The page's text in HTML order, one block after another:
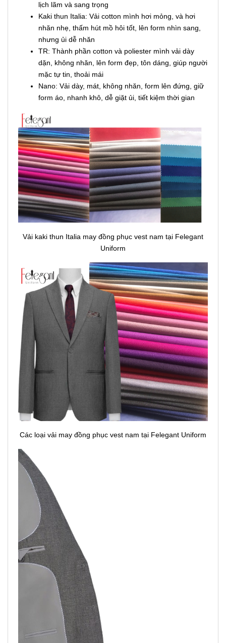
lịch lãm và sang trọng
Kaki thun Italia: Vải cotton mình hơi mỏng, và hơi
nhăn nhẹ, thấm hút mồ hôi tốt, lên form nhìn sang,
nhưng ủi dễ nhăn
TR: Thành phần cotton và poliester mình vải dày
dặn, không nhăn, lên form đẹp, tôn dáng, giúp người
mặc tự tin, thoải mái
Nano: Vải dày, mát, không nhăn, form lên đứng, giữ
form áo, nhanh khô, dễ giặt ủi, tiết kiệm thời gian
Vải kaki thun Italia may đồng phục vest nam tại Felegant
Uniform
Các loại vải may đồng phục vest nam tại Felegant Uniform